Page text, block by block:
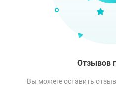
Отзывов
Вы можете оставить